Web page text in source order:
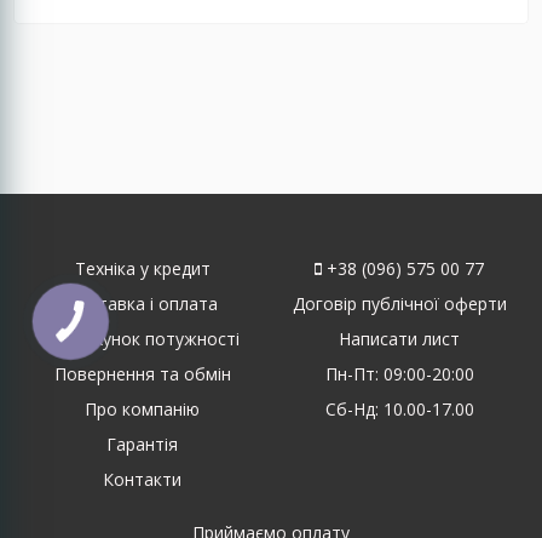
Техніка у кредит
Доставка і оплата
Розрахунок потужності
Повернення та обмін
Про компанію
Гарантія
Контакти
+38 (096) 575 00 77
Договір публічної оферти
Написати лист
Пн-Пт: 09:00-20:00
Сб-Нд: 10.00-17.00
Приймаємо оплату